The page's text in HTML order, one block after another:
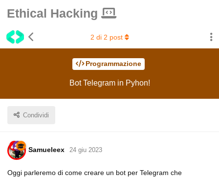
Ethical Hacking
Programmazione
Bot Telegram in Pyhon!
Condividi
2 di 2 post
Samueleex 24 giu 2023
Oggi parleremo di come creare un bot per Telegram che